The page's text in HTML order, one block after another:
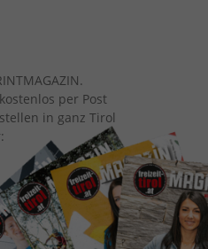
per Post
in ganz Tirol